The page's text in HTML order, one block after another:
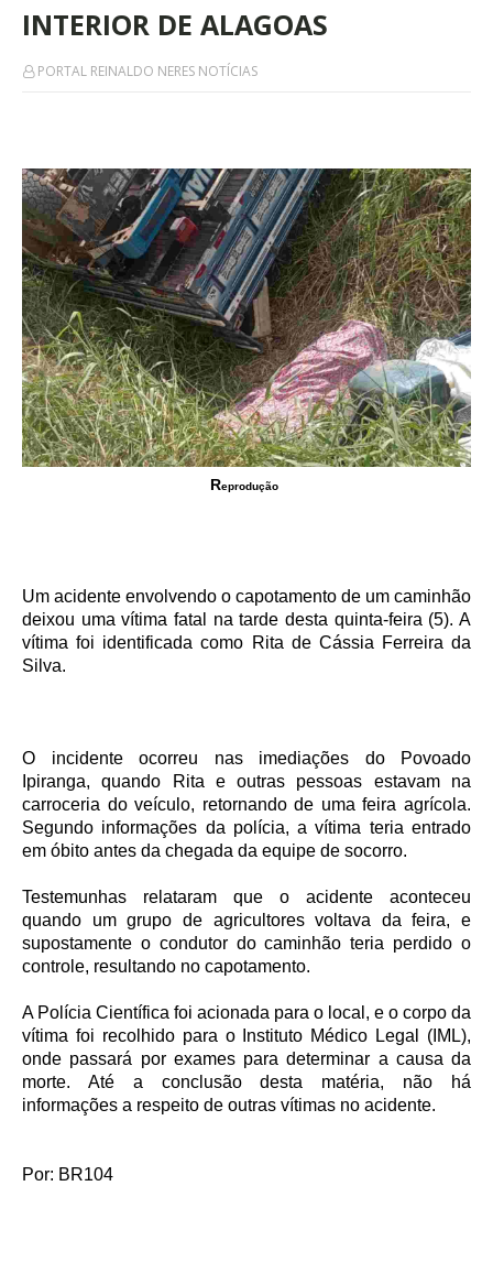
INTERIOR DE ALAGOAS
PORTAL REINALDO NERES NOTÍCIAS
Reprodução
Um acidente envolvendo o capotamento de um caminhão
deixou uma vítima fatal na tarde desta quinta-feira (5). A
vítima foi identificada como Rita de Cássia Ferreira da
Silva.
O incidente ocorreu nas imediações do Povoado
Ipiranga, quando Rita e outras pessoas estavam na
carroceria do veículo, retornando de uma feira agrícola.
Segundo informações da polícia, a vítima teria entrado
em óbito antes da chegada da equipe de socorro.
Testemunhas relataram que o acidente aconteceu
quando um grupo de agricultores voltava da feira, e
supostamente o condutor do caminhão teria perdido o
controle, resultando no capotamento.
A Polícia Científica foi acionada para o local, e o corpo da
vítima foi recolhido para o Instituto Médico Legal (IML),
onde passará por exames para determinar a causa da
morte. Até a conclusão desta matéria, não há
informações a respeito de outras vítimas no acidente.
Por: BR104